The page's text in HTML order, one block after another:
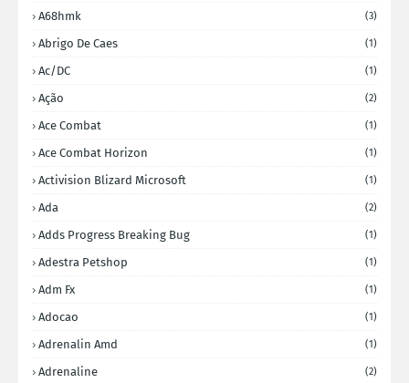
A68hmk (3)
Abrigo De Caes (1)
Ac/DC (1)
Ação (2)
Ace Combat (1)
Ace Combat Horizon (1)
Activision Blizard Microsoft (1)
Ada (2)
Adds Progress Breaking Bug (1)
Adestra Petshop (1)
Adm Fx (1)
Adocao (1)
Adrenalin Amd (1)
Adrenaline (2)